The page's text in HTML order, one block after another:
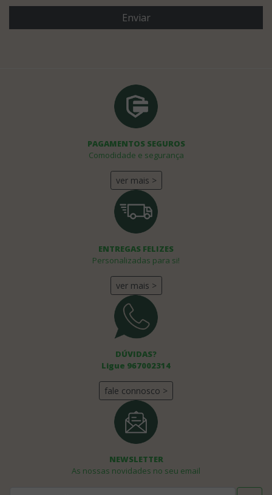
Enviar
PAGAMENTOS SEGUROS
Comodidade e segurança
ver mais >
ENTREGAS FELIZES
Personalizadas para si!
ver mais >
DÚVIDAS?
Ligue 967002314
fale connosco >
NEWSLETTER
As nossas novidades no seu email